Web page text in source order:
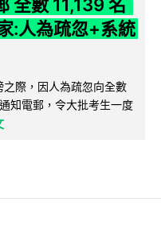
全數 11,139 名
:人為疏忽+系統
際，因人為疏忽向全數
知電郵，令大批考生一度